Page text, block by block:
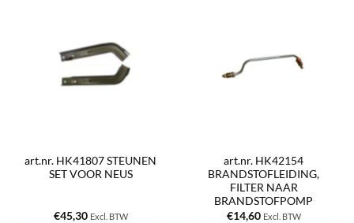
art.nr. HK41807 STEUNEN
SET VOOR NEUS
€45,30 Excl. BTW
art.nr. HK42154
BRANDSTOFLEIDING,
FILTER NAAR
BRANDSTOFPOMP
€14,60 Excl. BTW